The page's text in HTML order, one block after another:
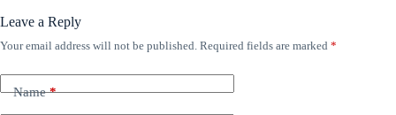
Leave a Reply
Your email address will not be published. Required fields are marked *
Name*